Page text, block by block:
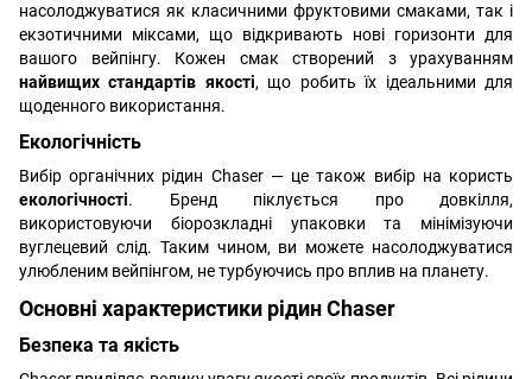
насолоджуватися як класичними фруктовими смаками, так і
екзотичними міксами, що відкривають нові горизонти для
вашого вейпінгу. Кожен смак створений з урахуванням
найвищих стандартів якості, що робить їх ідеальними для
щоденного використання.
Екологічність
Вибір органічних рідин Chaser — це також вибір на користь
екологічності. Бренд піклується про довкілля,
використовуючи біорозкладні упаковки та мінімізуючи
вуглецевий слід. Таким чином, ви можете насолоджуватися
улюбленим вейпінгом, не турбуючись про вплив на планету.
Основні характеристики рідин Chaser
Безпека та якість